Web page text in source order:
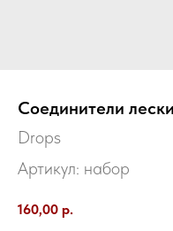
Соединители
Drops
Артикул: набор
160,00 р.